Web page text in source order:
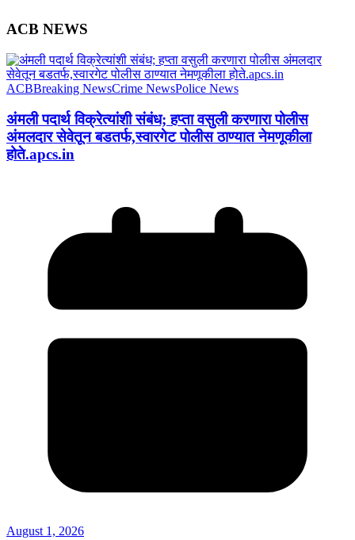
ACB NEWS
ACBBreaking NewsCrime NewsPolice News
अंमली पदार्थ विक्रेत्यांशी संबंध; हप्ता वसुली करणारा पोलीस
अंमलदार सेवेतून बडतर्फ,स्वारगेट पोलीस ठाण्यात नेमणूकीला
होते.apcs.in
August 1, 2026